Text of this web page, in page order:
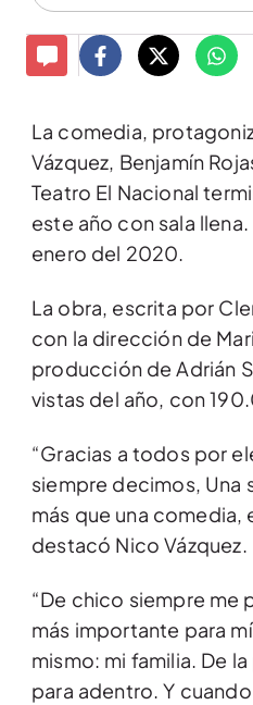
La comedia,
Vázquez, Benjamín
Teatro El Nacional
este año con sala
enero del 2020.
La obra, escrita por
con la dirección de
producción de Adrián
vistas del año, con
“Gracias a todos por
siempre decimos, Una
más que una comedia,
destacó Nico Vázquez.
“De chico siempre me
más importante para
mismo: mi familia. De
para adentro. Y